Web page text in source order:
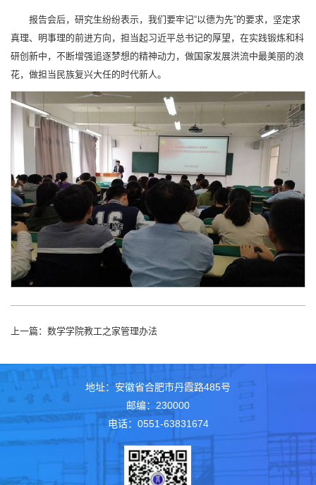
报告会后，研究生纷纷表示，我们要牢记“以德为先”的要求，坚定求
真理、明事理的前进方向，担当起习近平总书记的厚望，在实践锻炼和科
研创新中，不断增强追逐梦想的精神动力，做国家发展洪流中最美丽的浪
花，做担当民族复兴大任的时代新人。
上一篇： 数学学院教工之家管理办法
地址：安徽省合肥市丹霞路485号
邮编：230000
电话：0551-63831674